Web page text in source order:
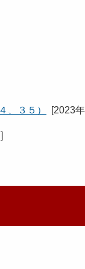
、３５） [2023
]